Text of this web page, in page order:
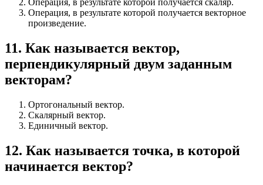
Операция, в результате которой получается скаляр.
Операция, в результате которой получается векторное
произведение.
11. Как называется вектор,
перпендикулярный двум заданным
векторам?
Ортогональный вектор.
Скалярный вектор.
Единичный вектор.
12. Как называется точка, в которой
начинается вектор?